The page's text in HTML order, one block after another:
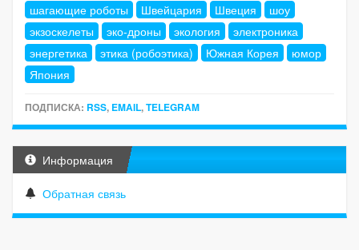
шагающие роботы
Швейцария Швеция
шоу
экзоскелеты
эко-дроны экология
электроника
энергетика
этика (робоэтика) Южная Корея
юмор
Япония
ПОДПИСКА: RSS, EMAIL,TELEGRAM
Информация
Обратная связь